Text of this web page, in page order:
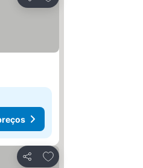
Partilhar
Partilhar
Adicionar aos favoritos